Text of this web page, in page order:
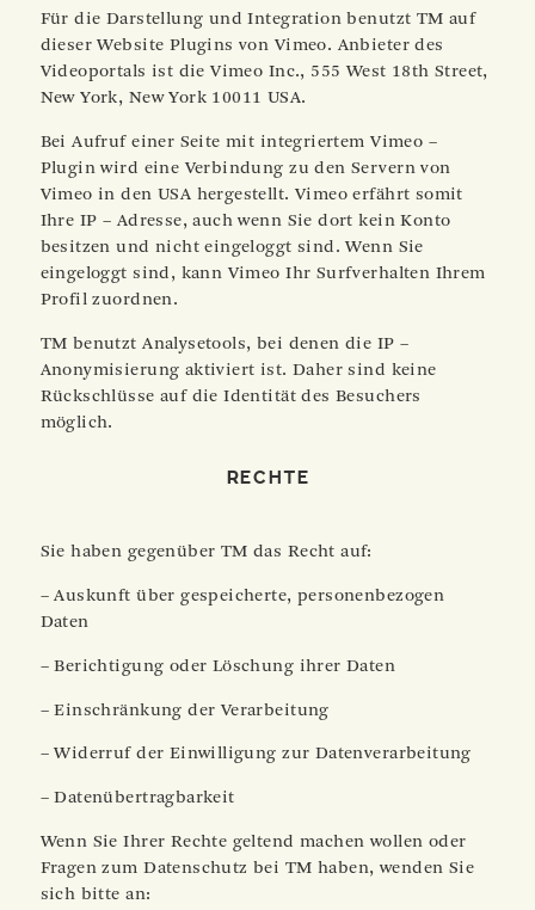
Für die Darstellung und Integration benutzt TM auf
dieser Website Plugins von Vimeo. Anbieter des
Videoportals ist die Vimeo Inc., 555 West 18th Street,
New York, New York 10011 USA.
Bei Aufruf einer Seite mit integriertem Vimeo –
Plugin wird eine Verbindung zu den Servern von
Vimeo in den USA hergestellt. Vimeo erfährt somit
Ihre IP – Adresse, auch wenn Sie dort kein Konto
besitzen und nicht eingeloggt sind. Wenn Sie
eingeloggt sind, kann Vimeo Ihr Surfverhalten Ihrem
Profil zuordnen.
TM benutzt Analysetools, bei denen die IP –
Anonymisierung aktiviert ist. Daher sind keine
Rückschlüsse auf die Identität des Besuchers
möglich.
Rechte
Sie haben gegenüber TM das Recht auf:
– Auskunft über gespeicherte, personenbezogen
Daten
– Berichtigung oder Löschung ihrer Daten
– Einschränkung der Verarbeitung
– Widerruf der Einwilligung zur Datenverarbeitung
– Datenübertragbarkeit
Wenn Sie Ihrer Rechte geltend machen wollen oder
Fragen zum Datenschutz bei TM haben, wenden Sie
sich bitte an: